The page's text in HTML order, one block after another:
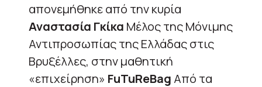
απονεμήθηκε από την κυρία
Αναστασία Γκίκα Μέλος της Μόνιμης
Αντιπροσωπίας της Ελλάδας στις
Βρυξέλλες, στην μαθητική
«επιχείρηση» FuTuReBag Από τα